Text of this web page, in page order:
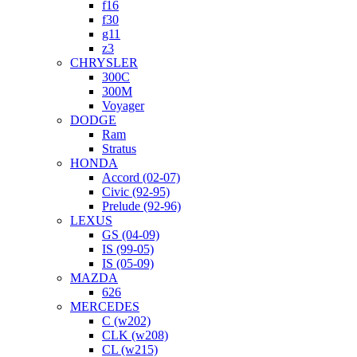
f16
f30
g11
z3
CHRYSLER
300C
300M
Voyager
DODGE
Ram
Stratus
HONDA
Accord (02-07)
Civic (92-95)
Prelude (92-96)
LEXUS
GS (04-09)
IS (99-05)
IS (05-09)
MAZDA
626
MERCEDES
C (w202)
CLK (w208)
CL (w215)